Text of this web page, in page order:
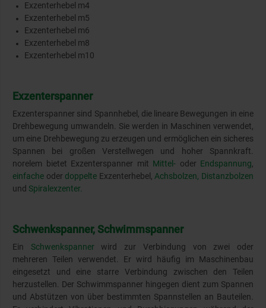
Exzenterhebel m4
Exzenterhebel m5
Exzenterhebel m6
Exzenterhebel m8
Exzenterhebel m10
Exzenterspanner
Exzenterspanner sind Spannhebel, die lineare Bewegungen in eine
Drehbewegung umwandeln. Sie werden in Maschinen verwendet,
um eine Drehbewegung zu erzeugen und ermöglichen ein sicheres
Spannen bei großen Verstellwegen und hoher Spannkraft.
norelem bietet Exzenterspanner mit Mittel- oder Endspannung
einfache oder doppelte Exzenterhebel, Achsbolzen, Distanzbolzen
und Spiralexzenter.
Schwenkspanner, Schwimmspanner
Ein Schwenkspannerwird zur Verbindung von zwei oder
mehreren Teilen verwendet. Er wird häufig im Maschinenbau
eingesetzt und eine starre Verbindung zwischen den Teilen
herzustellen. Der Schwimmspanner hingegen dient zum Spannen
und Abstützen von über bestimmten Spannstellen an Bauteilen.